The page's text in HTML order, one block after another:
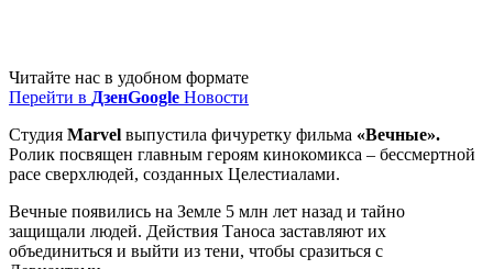
Читайте нас в удобном формате
Перейти в ДзенGoogle Новости
Студия Marvel выпустила фичуретку фильма «Вечные».
Ролик посвящен главным героям кинокомикса – бессмертной
расе сверхлюдей, созданных Целестиалами.
Вечные появились на Земле 5 млн лет назад и тайно
защищали людей. Действия Таноса заставляют их
объединиться и выйти из тени, чтобы сразиться с